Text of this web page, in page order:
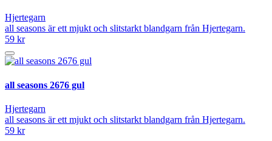
Hjertegarn
all seasons är ett mjukt och slitstarkt blandgarn från Hjertegarn.
59 kr
all seasons 2676 gul
Hjertegarn
all seasons är ett mjukt och slitstarkt blandgarn från Hjertegarn.
59 kr